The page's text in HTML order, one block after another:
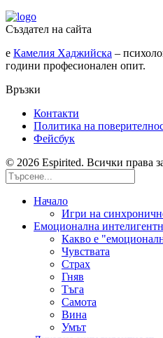
Създател на сайта
е Камелия Хаджийска –
години професионален опит.
Връзки
Контакти
Политика на
Фейсбук
© 2026 Espirited. Всички права
Начало
Игри на
Емоционална
Какво е
Чувствата
Страх
Гняв
Тъга
Самота
Вина
Умът